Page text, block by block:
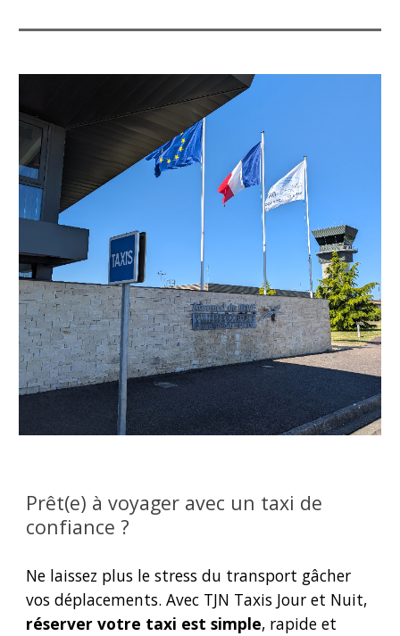
Prêt(e) à voyager avec un taxi de
confiance ?
Ne laissez plus le stress du transport gâcher
vos déplacements. Avec TJN Taxis Jour et Nuit,
réserver votre taxi est simple, rapide et